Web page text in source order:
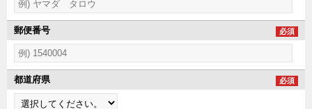
郵便番号 必須
都道府県 必須